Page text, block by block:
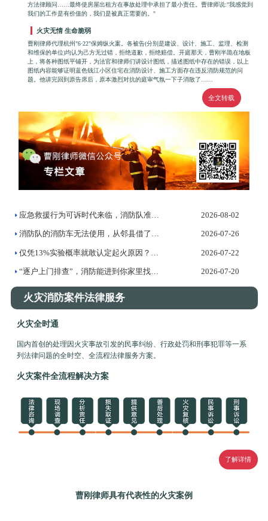
方法律顾问……最终使房屋出租方在事故处理中承担了最小责任。曹律师说:"我感觉到
我们的工作是有价值的，我们是被真正需要的。"
火灾无情 生命脆弱
曹刚律师代理杭州"6·22"保姆纵火案。各被告(分别是建设、设计、施工、监理、检测
和维保的单位)均认为己方无过错，拒绝道歉，拒绝赔偿。开庭那天，曹刚半跪在地板
上，将各种图纸平铺开，为法官和律师们讲设计图纸，描述图纸中存在的错误，以上
图纸内容能够证明蓝色钱江小区住宅在消防设计、施工方面存在违反消防规范的问
题。他讲完回到原告席后，原本激烈对抗的庭审气氛一下子消散了……
全文转载
应急救援行为可诉时代来临，消防队准备好了吗？ 2026-08-02
消防队的消防车无法使用，从邻县借了一辆灭火，法院判决赔偿受灾... 2026-07-26
仅凭13%实验概率就敢认定起火原因？——火灾调查证据标准的法... 2026-07-22
“逐户上门排查”，消防能进到你家里找隐患吗？ 2026-07-20
火灾消防案件法律服务
火灾全时通
国内首创的处理因火灾事故引发的民事纠纷、行政处罚和刑事犯罪等一系
列法律问题的全时空、全流程法律服务方案。
火灾案件全流程解决方案
了解详情
曹刚律师具有代表性的火灾案例